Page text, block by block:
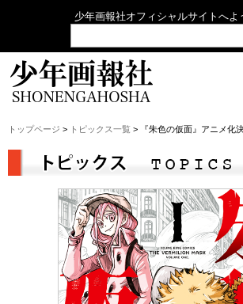
少年画報社オフィシャルサイトへよ
トップページ > トピックス一覧 > 『朱色の仮面』アニメ化